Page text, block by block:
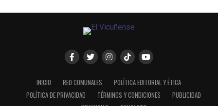
INICIO RED COMUNALES
POLÍTICA EDITORIAL Y ÉTICA
POLÍTICA DE PRIVACIDAD
TÉRMINOS Y CONDICIONES
PUBLICIDAD